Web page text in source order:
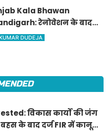
Kala Bhawan
रेनोवेशन के बाद
रूप में खुला ओपन एयर
DUDEJA
विकास कार्यों की जंग
के बाद दर्ज FIR में कानूनी